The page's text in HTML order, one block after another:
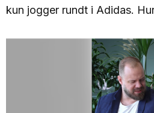
kun jogger rundt i Adidas.